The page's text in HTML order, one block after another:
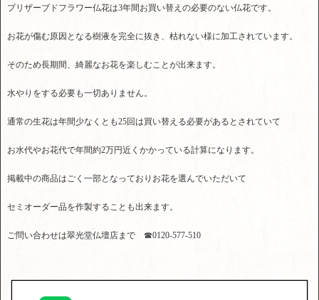
プリザーブドフラワー仏花は3年間お買い替えの必要のない仏花です。
お花が傷む原因となる樹液を完全に抜き、枯れない様に加工されています。
そのため長期間、綺麗なお花を楽しむことが出来ます。
水やりをする必要も一切ありません。
通常の生花は年間少なくとも25回は買い替える必要があるとされていて
お水代やお花代で年間約2万円近くかかっている計算になります。
掲載中の商品はごく一部となっておりお花を選んでいただいて
セミオーダー品を作製することも出来ます。
ご問い合わせは翠光堂仏壇店まで ☎0120-577-510